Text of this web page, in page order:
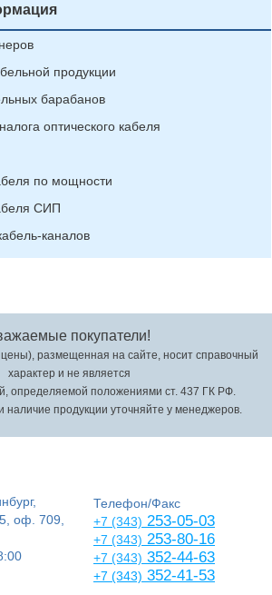
продукции
барабанов
оптического кабеля
по мощности
СИП
каналов
покупатели!
размещенная на сайте, носит справочный
характер и не является
определяемой положениями ст. 437 ГК РФ.
наличие продукции уточняйте у менеджеров.
оф. 709,
Телефон/Факс
+7 (343) 253-05-03
+7 (343) 253-80-16
+7 (343) 352-44-63
+7 (343) 352-41-53